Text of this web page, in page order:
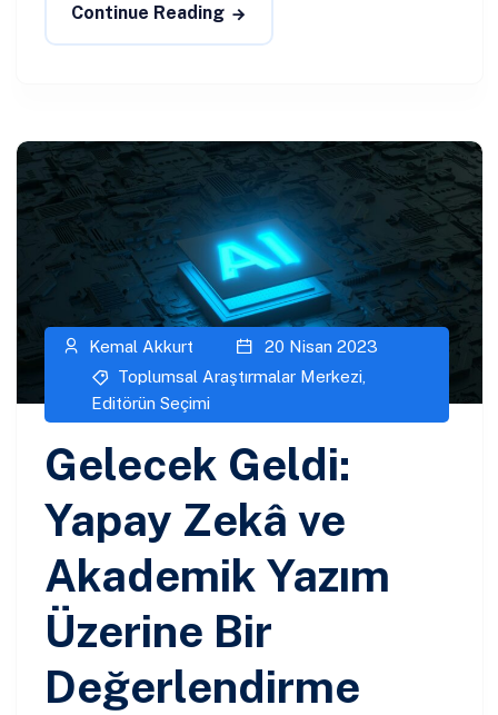
Continue Reading
Kemal Akkurt
20 Nisan 2023
Toplumsal Araştırmalar Merkezi
Editörün Seçimi
Gelecek Geldi:
Yapay Zekâ ve
Akademik Yazım
Üzerine Bir
Değerlendirme